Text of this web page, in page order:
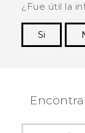
¿Fue útil la
Si